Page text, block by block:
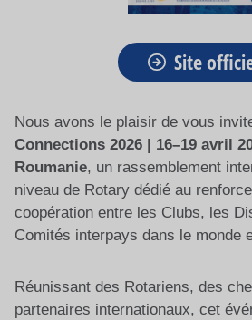
Site
Nous avons le plaisir de vous
Connections 2026 | 16–19 avril
Roumanie, un rassemblement
niveau de Rotary dédié au
coopération entre les Clubs, les
Comités interpays dans le monde
Réunissant des Rotariens, des
partenaires internationaux, cet